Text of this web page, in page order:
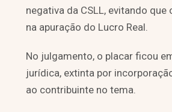
negativa da CSLL, evitando
na apuração do Lucro Real.
No julgamento, o placar ficou
jurídica, extinta por
ao contribuinte no tema.